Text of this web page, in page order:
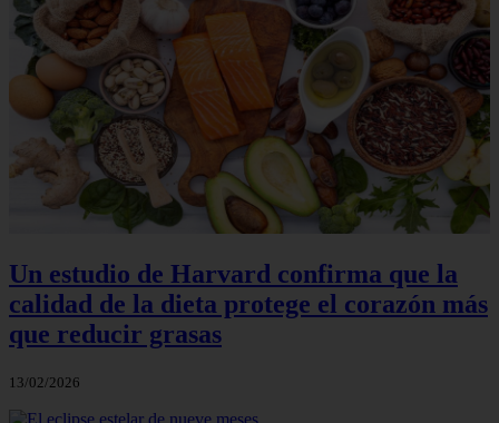
Un estudio de Harvard confirma que la
calidad de la dieta protege el corazón más
que reducir grasas
13/02/2026